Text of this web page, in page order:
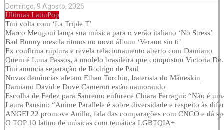
Domingo, 9 Agosto, 2026
Últimas LatinPop
Tini volta com ‘La Triple T’
Marco Mengoni lança sua música para o verão italiano ‘No Stress’
Bad Bunny mescla ritmos no novo álbum ‘Verano sin ti’
Ex confirma ruptura e revela relacionamento aberto com Damiano
Quem é Luna Passos, a modelo brasileira que conquistou Victoria
Tini anuncia separação de Rodrigo de Paul
Novas denúncias afetam Ethan Torchio, baterista do Måneskin
Damiano David e Dove Cameron estão namorando
Escolha de Fedez para Sanremo enfurece Chiara Ferragni: “Não é
Laura Pausini: “Anime Parallele é sobre diversidade e respeito às
ANGEL22 promove Anillo, fala das comparações com CNCO e dá
O TOP 10 latino de músicas com temática LGBTQIA+